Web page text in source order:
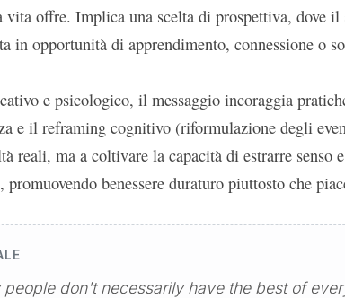
vita offre. Implica una scelta di prospettiva, dove il
in opportunità di apprendimento, connessione o
e psicologico, il messaggio incoraggia
e il reframing cognitivo (riformulazione degli
reali, ma a coltivare la capacità di estrarre senso
promuovendo benessere duraturo piuttosto che
people don't necessarily have the best of